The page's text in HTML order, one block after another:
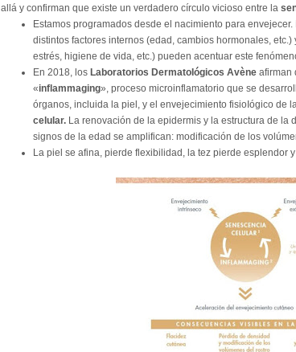
allá y confirman que existe un verdadero círculo vicioso entre la
Estamos programados desde el nacimiento para
distintos factores internos (edad, cambios hormonales,
estrés, higiene de vida, etc.) pueden acentuar este
En 2018, los Laboratorios DermatoIógicos Avène afirman
«inflammaging», proceso microinflamatorio que se
órganos, incluida la piel, y el envejecimiento fisioIógico de
celular. La renovación de la epidermis y la estructura de la
signos de la edad se amplifican: modificación de los
La piel se afina, pierde flexibilidad, la tez pierde esplendor